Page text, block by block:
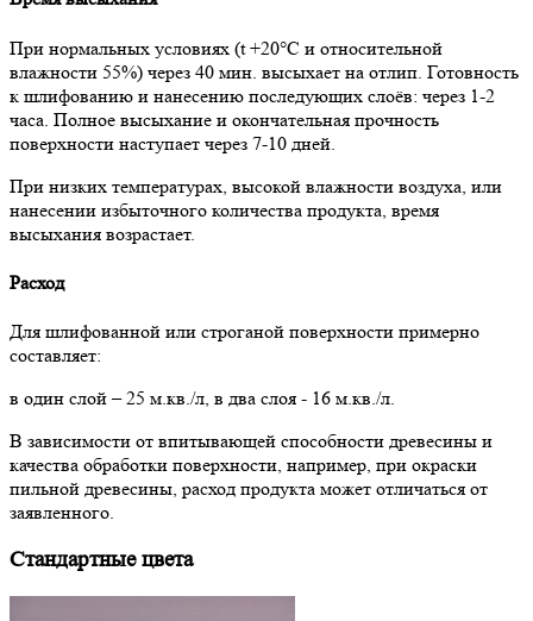
При нормальных условиях (t +20°С и относительной
влажности 55%) через 40 мин. высыхает на отлип. Готовность
к шлифованию и нанесению последующих слоёв: через 1-2
часа. Полное высыхание и окончательная прочность
поверхности наступает через 7-10 дней.
При низких температурах, высокой влажности воздуха, или
нанесении избыточного количества продукта, время
высыхания возрастает.
Расход
Для шлифованной или строганой поверхности примерно
составляет:
в один слой – 25 м.кв./л, в два слоя - 16 м.кв./л.
В зависимости от впитывающей способности древесины и
качества обработки поверхности, например, при окраски
пильной древесины, расход продукта может отличаться от
заявленного.
Стандартные цвета